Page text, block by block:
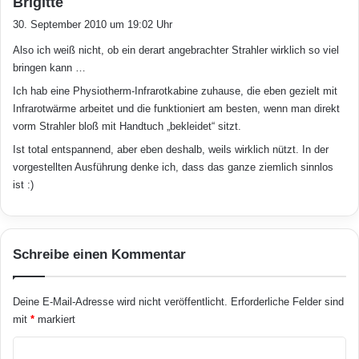
Halogenbirnen, beispielsweise in Grün oder
einfach austauschbar sind. Ein einziges Kabel
führt direkt zur haushaltsüblichen Steckdose.
dauerhafte und professionelle Lösung. Doch
selbst wenn Terrasse oder Balkon überdacht
sind, bleiben Infrarot-Kurzwellen-Heizstrahler
den Witterungseinflüssen ausgesetzt. Bei der
Suche nach einem geeigneten Gerät lohnt es
sich deshalb, auf Qualität zu achten. AEG
t
:
30. September 2010 um 19:02 Uhr
Also ich weiß nicht, ob ein derart angebrachter Strahler wirklich so viel
bringen kann …
Ich hab eine Physiotherm-Infrarotkabine zuhause, die eben gezielt mit
Infrarotwärme arbeitet und die funktioniert am besten, wenn man direkt
vorm Strahler bloß mit Handtuch „bekleidet“ sitzt.
Ist total entspannend, aber eben deshalb, weils wirklich nützt. In der
vorgestellten Ausführung denke ich, dass das ganze ziemlich sinnlos
ist :)
Schreibe einen Kommentar
Deine E-Mail-Adresse wird nicht veröffentlicht. Erforderliche Felder sind
mit * markiert